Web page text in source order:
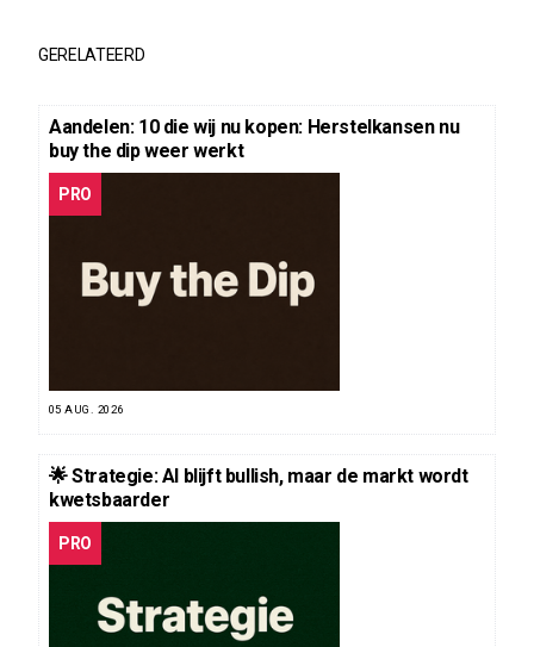
GERELATEERD
Aandelen: 10 die wij nu kopen: Herstelkansen nu
buy the dip weer werkt
PRO
05 AUG. 2026
🌟 Strategie: AI blijft bullish, maar de markt wordt
kwetsbaarder
PRO